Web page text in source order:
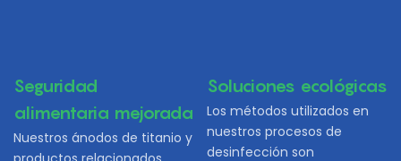
Seguridad
alimentaria mejorada
Nuestros ánodos de titanio y
Soluciones ecológicas
Los métodos utilizados en
nuestros procesos de
desinfección son